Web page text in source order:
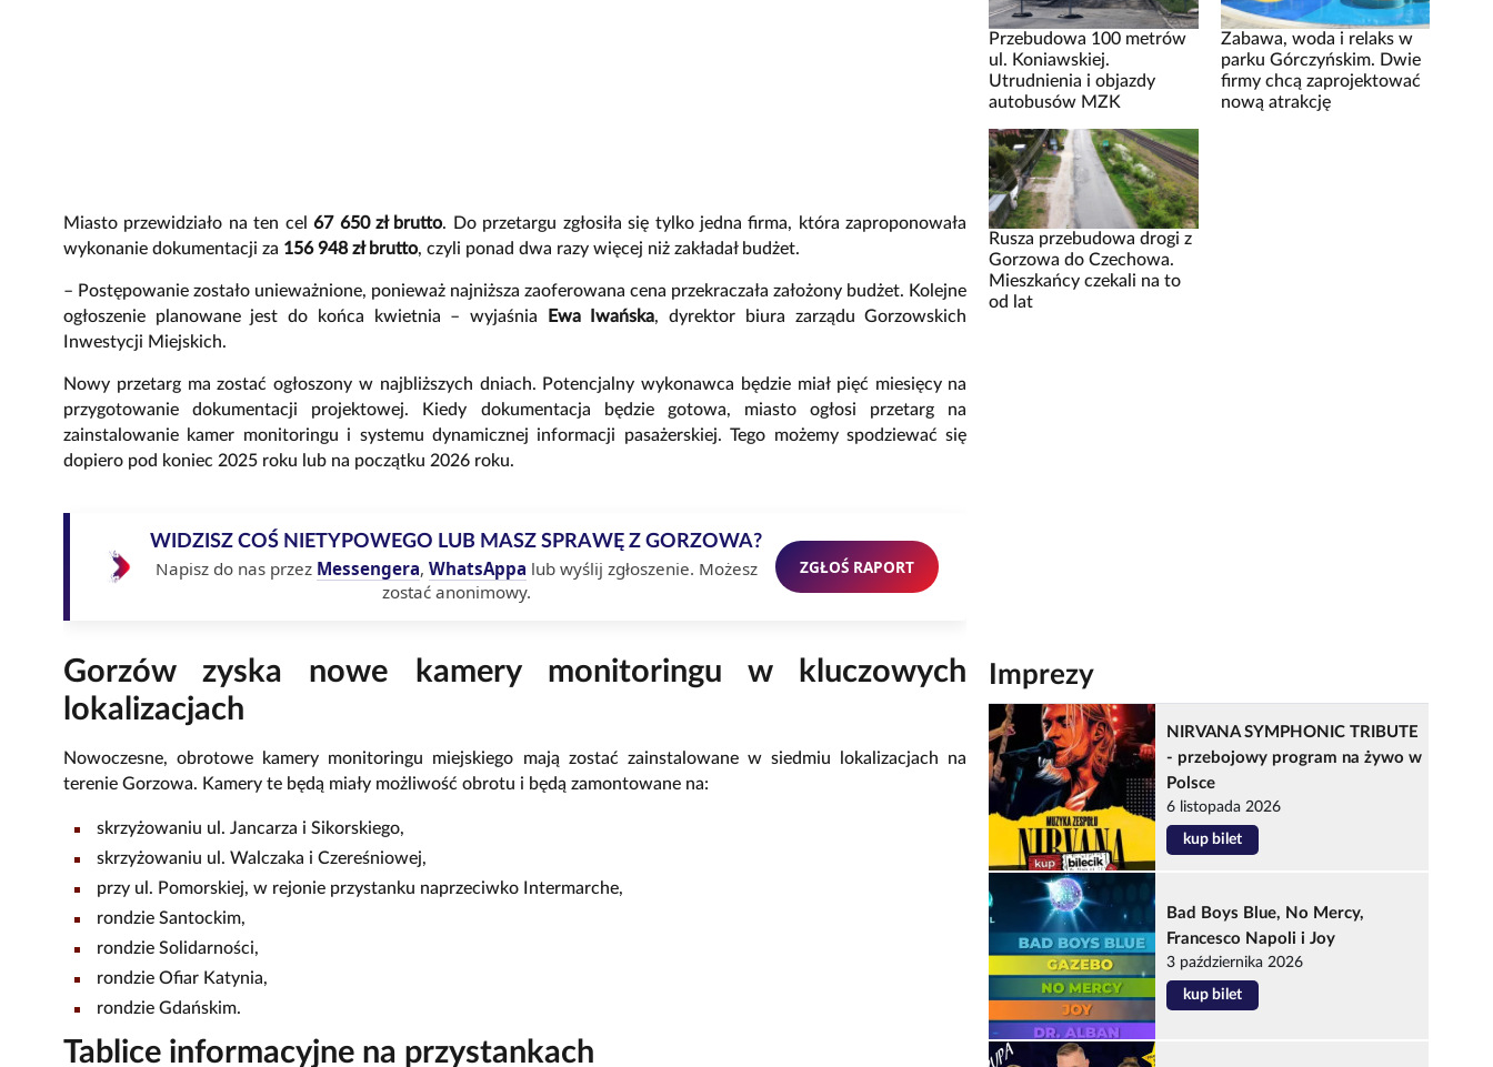
Miasto przewidziało na ten cel67 650 zł brutto. Do przetargu zgłosiła się tylko jedna firma, która zaproponowała
wykonanie dokumentacji za 156 948 zł brutto, czyli ponad dwa razy więcej niż zakładał budżet.
– Postępowanie zostało unieważnione, ponieważ najniższa zaoferowana cena przekraczała założony budżet. Kolejne
ogłoszenie planowane jest do końca kwietnia – wyjaśnia
Ewa Iwańska, dyrektor biura zarządu Gorzowskich
Inwestycji Miejskich.
Nowy przetarg ma zostać ogłoszony w najbliższych dniach. Potencjalny wykonawca będzie miał pięć miesięcy na
przygotowanie dokumentacji projektowej. Kiedy dokumentacja będzie gotowa, miasto ogłosi przetarg na
zainstalowanie kamer monitoringu i systemu dynamicznej informacji pasażerskiej. Tego możemy spodziewać się
dopiero pod koniec 2025 roku lub na początku 2026 roku.
WIDZISZ COŚ NIETYPOWEGO LUB MASZ SPRAWĘ Z GORZOWA?
Napisz do nas przez Messengera, WhatsAppa lub wyślij zgłoszenie. Możesz
zostać anonimowy.
ZGŁOŚ RAPORT
Gorzów zyska nowe kamery monitoringu w kluczowych
lokalizacjach
Nowoczesne, obrotowe kamery monitoringu miejskiego mają zostać zainstalowane w siedmiu lokalizacjach na
terenie Gorzowa. Kamery te będą miały możliwość obrotu i będą zamontowane na:
skrzyżowaniu ul. Jancarza i Sikorskiego,
skrzyżowaniu ul. Walczaka i Czereśniowej,
przy ul. Pomorskiej, w rejonie przystanku naprzeciwko Intermarche,
rondzie Santockim,
rondzie Solidarności,
rondzie Ofiar Katynia,
rondzie Gdańskim.
Tablice informacyjne na przystankach
Przebudowa 100 metrów
ul. Koniawskiej.
Utrudnienia i objazdy
autobusów MZK
Zabawa, woda i relaks w
parku Górczyńskim. Dwie
firmy chcą zaprojektować
nową atrakcję
Rusza przebudowa drogi z
Gorzowa do Czechowa.
Mieszkańcy czekali na to
od lat
Imprezy
NIRVANA SYMPHONIC TRIBUTE
- przebojowy program na żywo w
Polsce
6 listopada 2026
kup bilet
Bad Boys Blue, No Mercy,
Francesco Napoli i Joy
3 października 2026
kup bilet